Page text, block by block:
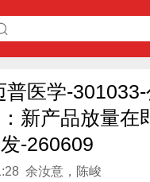
普医学-
新产品放量在
-260609
余汝意，陈峻